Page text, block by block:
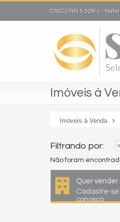
CRECI/RN 5.529-J -
Imóveis à
Imóveis à Venda
Filtrando por:
Não foram
Quer vender
Cadastre-se
conosco